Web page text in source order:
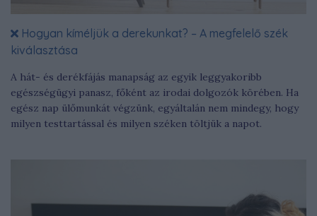
Hogyan kíméljük a derekunkat? – A megfelelő szék
kiválasztása
A hát- és derékfájás manapság az egyik leggyakoribb
egészségügyi panasz, főként az irodai dolgozók körében. Ha
egész nap ülőmunkát végzünk, egyáltalán nem mindegy, hogy
milyen testtartással és milyen széken töltjük a napot.